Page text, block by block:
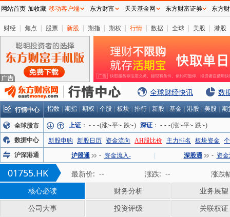
财经 | 焦点 | 股票 | 新股 | 期指 | 期权 | 行情 | 数据 | 全球 | 美股 | 港股
全球财经快讯 数
行情中心 指数 期指 期权 个股 板块 排行 新股 基金 港股 美股 期
全球股市 上证 ： - - -(涨:-平:- 跌:-) 深证 ： - - -(涨:-平:- 跌:-)
数据中心 新股申购 新股日历 资金流向 AH股比价 主力排名 板块资金
沪深港通
沪股通 - 资金流入- 深股通 - 资
01755.HK 最新价: -- 涨跌: --
涨跌
核心必读
财务分析
业务展望
公司大事
投资评级 关联权证
网站首页 加收藏 移动客户端 东方财富 天天基金网 东方财富证券 东方